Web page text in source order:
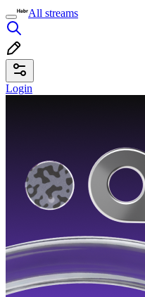
All streams
Login